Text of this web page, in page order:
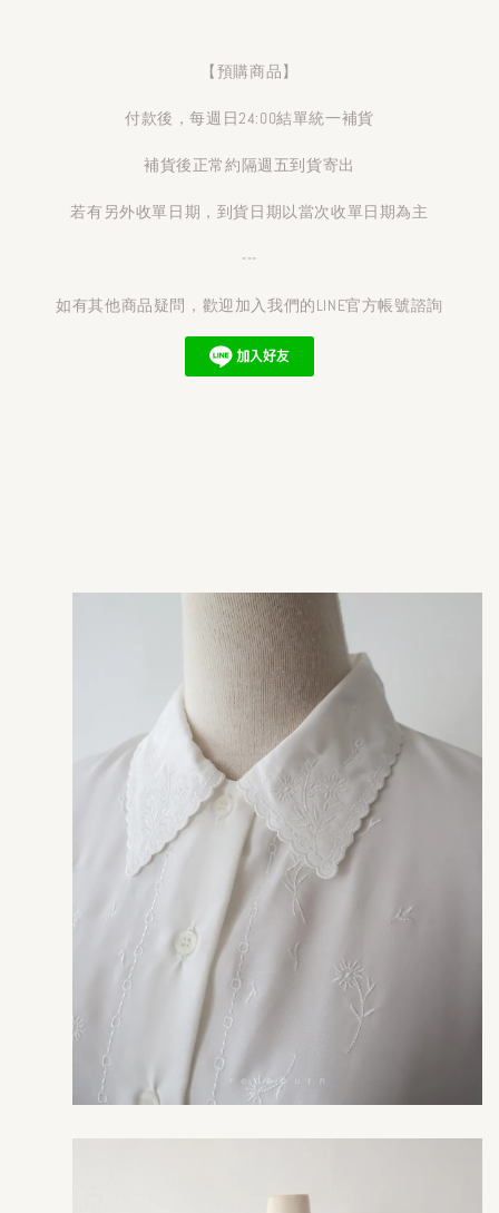
【預購商品】
付款後，每週日24:00結單統一補貨
補貨後正常約隔週五到貨寄出
若有另外收單日期，到貨日期以當次收單日期為主
---
如有其他商品疑問，歡迎加入我們的LINE官方帳號諮詢